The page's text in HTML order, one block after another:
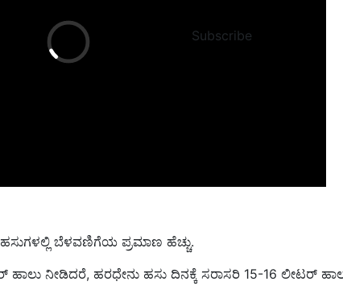
Subscribe
ಬೆಳವಣಿಗೆಯ ಪ್ರಮಾಣ ಹೆಚ್ಚು.
ನೀಡಿದರೆ, ಹರಧೇನು ಹಸು ದಿನಕ್ಕೆ ಸರಾಸರಿ 15-16 ಲೀಟರ್ ಹಾಲು